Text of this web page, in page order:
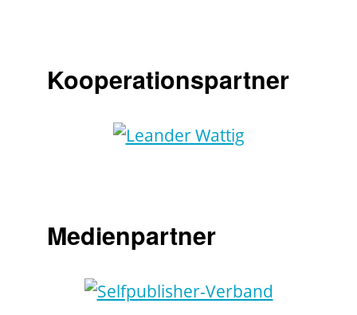
Kooperationspartner
Medienpartner